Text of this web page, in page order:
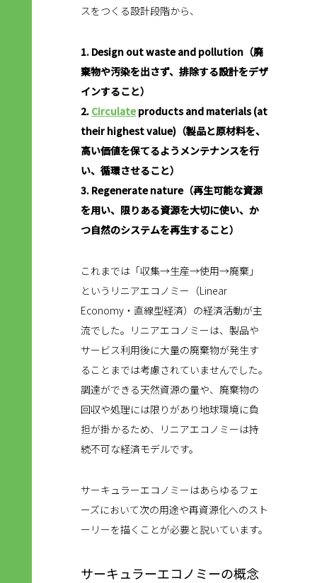
スをつくる設計段階から、
1. Design out waste and pollution（廃
棄物や汚染を出さず、排除する設計をデザ
インすること）
2. Circulateproducts and materials (at
their highest value)（製品と原材料を、
高い価値を保てるようメンテナンスを行
い、循環させること）
3. Regenerate nature（再生可能な資源
を用い、限りある資源を大切に使い、か
つ自然のシステムを再生すること）
これまでは「収集→生産→使用→廃棄」
というリニアエコノミー（Linear
Economy・直線型経済）の経済活動が主
流でした。リニアエコノミーは、製品や
サービス利用後に大量の廃棄物が発生す
ることまでは考慮されていませんでした。
調達ができる天然資源の量や、廃棄物の
回収や処理には限りがあり地球環境に負
担が掛かるため、リニアエコノミーは持
続不可な経済モデルです。
サーキュラーエコノミーはあらゆるフェ
ーズにおいて次の用途や再資源化へのスト
ーリーを描くことが必要と説いています。
サーキュラーエコノミーの概念